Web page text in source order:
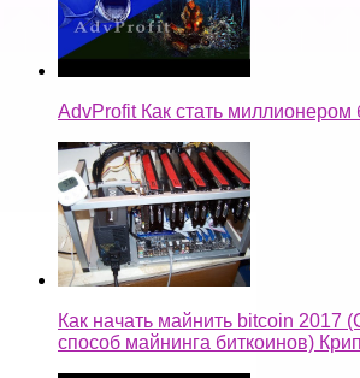
AdvProfit Как стать миллионером
Как начать майнить bitcoin 2017
способ майнинга биткоинов)